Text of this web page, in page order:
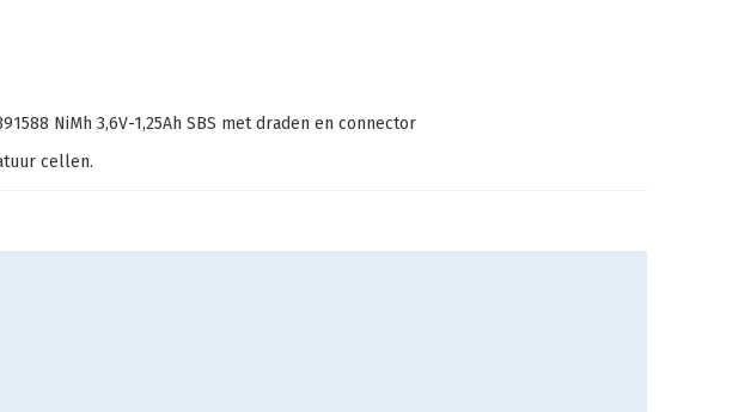
NiMh 3,6V-1,25Ah SBS met draden en connector
cellen.